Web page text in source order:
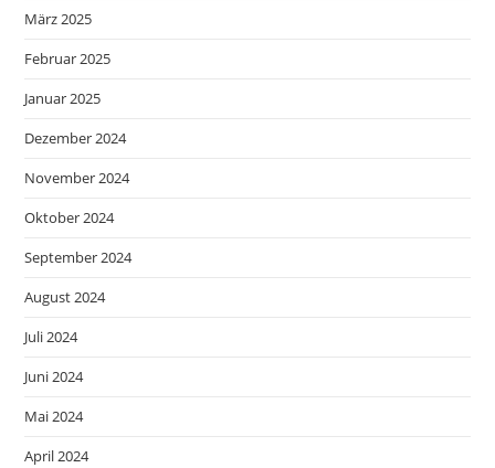
März 2025
Februar 2025
Januar 2025
Dezember 2024
November 2024
Oktober 2024
September 2024
August 2024
Juli 2024
Juni 2024
Mai 2024
April 2024